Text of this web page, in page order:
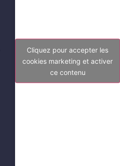
Cliquez pour accepter les
cookies marketing et activer
ce contenu